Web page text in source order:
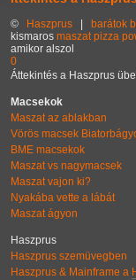
© Haszprus barátok
kismaros maszat pizza
amikor alszol
0
Áttekintés a Haszprus
Macsekok
Maszat az ablakban
Vörös macsek
BME macsekok
Maszat vs nagymacsek
Maszat vajon ki?
Nyakába vette a lábát
Maszat ágyon
Haszprus
Haszprus szemüvegben
Haszprus & Mainframe a